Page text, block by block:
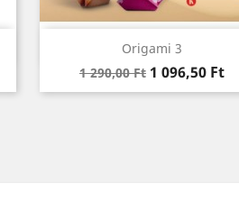
Origami 3
Regular
price
1 290,00 Ft Ár
1 096,50 Ft
Előnézet